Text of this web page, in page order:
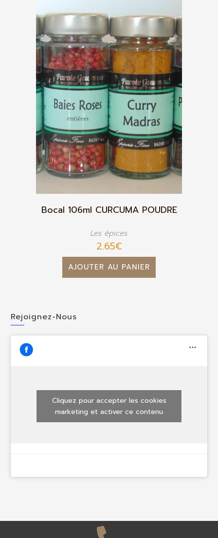
Bocal 106ml CURCUMA POUDRE
Les épices
2.65€
AJOUTER AU PANIER
Rejoignez-Nous
Cliquez pour accepter les cookies
marketing et activer ce contenu